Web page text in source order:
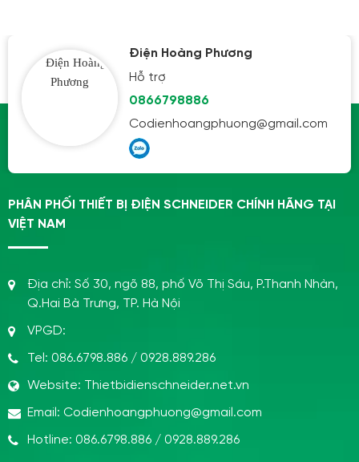
Điện Hoàng Phương
Hỗ trợ
0866798886
Codienhoangphuong@gmail.com
PHÂN PHỐI THIẾT BỊ ĐIỆN SCHNEIDER CHÍNH HÃNG TẠI
VIỆT NAM
Địa chỉ: Số 30, ngõ 88, phố Võ Thị Sáu, P.Thanh Nhàn,
Q.Hai Bà Trưng, TP. Hà Nội
VPGD:
Tel: 086.6798.886 / 0928.889.286
Website: Thietbidienschneider.net.vn
Email: Codienhoangphuong@gmail.com
Hotline: 086.6798.886 / 0928.889.286